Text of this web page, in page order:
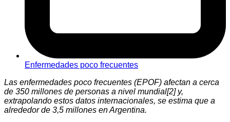
Enfermedades poco frecuentes
Las enfermedades poco frecuentes (EPOF) afectan a cerca
de 350 millones de personas a nivel mundial[2] y,
extrapolando estos datos internacionales, se estima que a
alrededor de 3,5 millones en Argentina.